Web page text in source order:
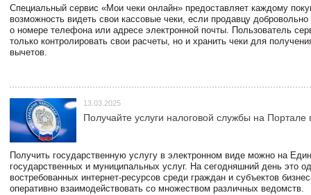
Специальный сервис «Мои чеки онлайн» предоставляет каждому
возможность видеть свои кассовые чеки, если продавцу
о номере телефона или адресе электронной почты. Пользователь
только контролировать свои расчеты, но и хранить чеки для
вычетов.
13.03.2025
Получайте услуги налоговой службы на Портале
Получить государственную услугу в электронном виде можно на
государственных и муниципальных услуг. На сегодняшний день это
востребованных интернет-ресурсов среди граждан и субъектов
оперативно взаимодействовать со множеством различных ведомств.